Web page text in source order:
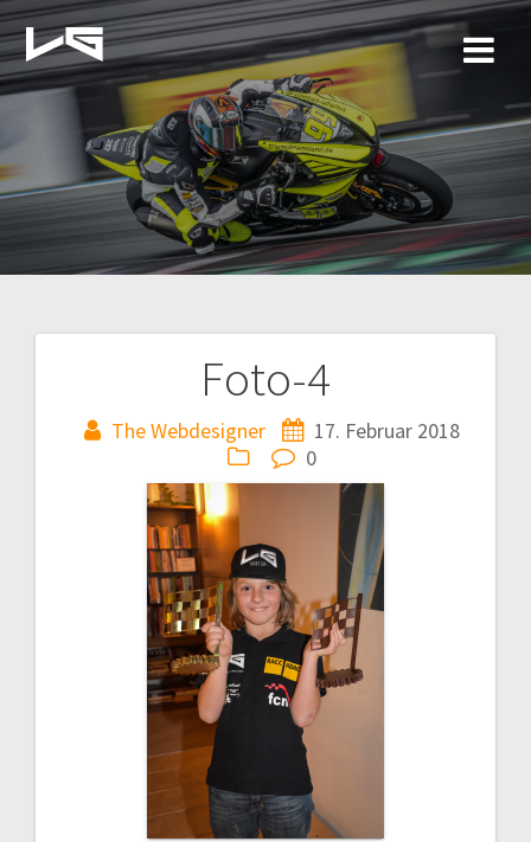
Zum
Inhalt
springen
Foto-4
The Webdesigner
17. Februar 2018
0
Beitragsnavigation